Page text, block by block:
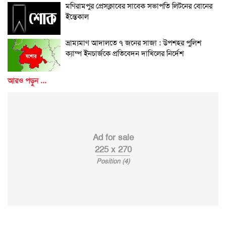
মণিরামপুর প্রেসক্লাবের সাবেক সভাপতি লিটনের বোনের
ইন্তেকাল
ভ্রাম্যমাণ আদালতে ৭ জনের সাজা : উপশহর পুলিশ
ক্যাম্প ইনচার্জকে প্রতিবেদন দাখিলের নির্দেশ
আরও পড়ুন ...
Ad for sale
225 x 270
Position (4)